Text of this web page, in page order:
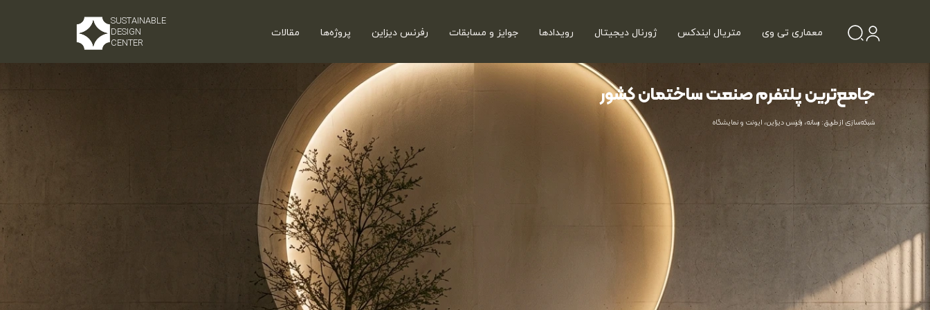
SUSTAINABLE
DESIGN
CENTER
معماری تی وی متریال ایندکس ژورنال دیجیتال رویدادها جوایز و مسابقات رفرنس دیزاین پروژه‌ها مقالات
جامع‌ترین پلتفرم صنعت ساختمان کشور
شبکه‌سازی از طریق: رسانه، رفرنس دیزاین، ایونت و نمایشگاه